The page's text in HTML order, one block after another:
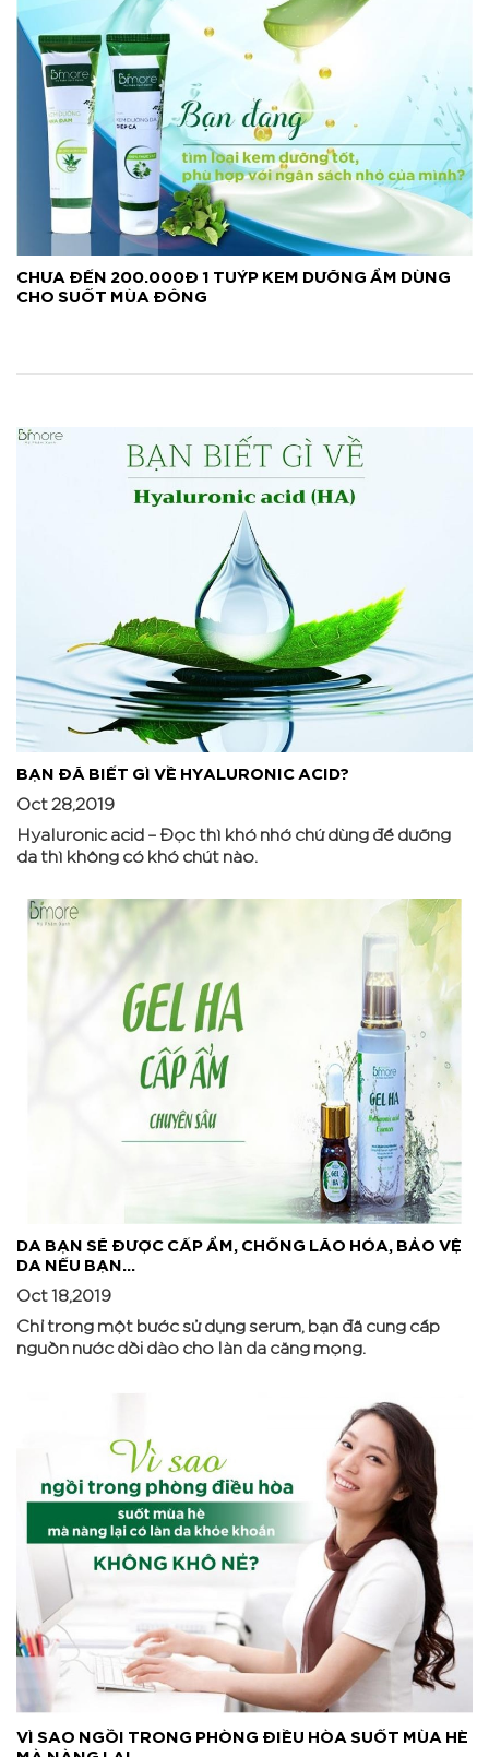
CHƯA ĐẾN 200.000Đ 1 TUÝP KEM DƯỠNG ẨM DÙNG
CHO SUỐT MÙA ĐÔNG
BẠN ĐÃ BIẾT GÌ VỀ HYALURONIC ACID?
Oct 28,2019
Hyaluronic acid – Đọc thì khó nhớ chứ dùng để dưỡng
da thì không có khó chút nào.
DA BẠN SẼ ĐƯỢC CẤP ẨM, CHỐNG LÃO HÓA, BẢO VỆ
DA NẾU BẠN...
Oct 18,2019
Chỉ trong một bước sử dụng serum, bạn đã cung cấp
nguồn nước dồi dào cho làn da căng mọng.
VÌ SAO NGỒI TRONG PHÒNG ĐIỀU HÒA SUỐT MÙA HÈ